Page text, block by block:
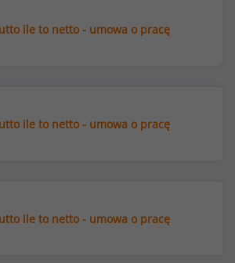
ile to netto - umowa o pracę
ile to netto - umowa o pracę
ile to netto - umowa o pracę